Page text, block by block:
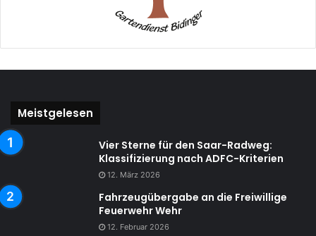
Meistgelesen
Vier Sterne für den Saar-Radweg:
Klassifizierung nach ADFC-Kriterien
12. März 2026
Fahrzeugübergabe an die Freiwillige
Feuerwehr Wehr
12. Februar 2026